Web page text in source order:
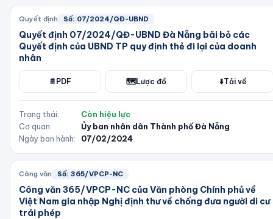
Quyết định Số: 07/2024/QĐ-UBND
Quyết định 07/2024/QĐ-UBND Đà Nẵng bãi bỏ các
Quyết định của UBND TP quy định thẻ đi lại của doanh
nhân
📄 PDF 🗺️Lược đồ ⬇️Tải về
Trạng thái:
Còn hiệu lực
Cơ quan:
Ủy ban nhân dân Thành phố Đà Nẵng
Ngày ban hành:
07/02/2024
Công văn Số: 365/VPCP-NC
Công văn 365/VPCP-NC của Văn phòng Chính phủ về
Việt Nam gia nhập Nghị định thư về chống đưa người di cư
trái phép